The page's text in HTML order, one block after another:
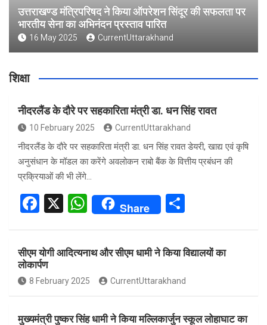
उत्तराखण्ड मंत्रिपरिषद ने किया ऑपरेशन सिंदूर की सफलता पर
भारतीय सेना का अभिनंदन प्रस्ताव पारित
16 May 2025 CurrentUttarakhand
शिक्षा
नीदरलैंड के दौरे पर सहकारिता मंत्री डा. धन सिंह रावत
10 February 2025 CurrentUttarakhand
नीदरलैंड के दौरे पर सहकारिता मंत्री डा. धन सिंह रावत डेयरी, खाद्य एवं कृषि
अनुसंधान के मॉडल का करेंगे अवलोकन राबो बैंक के वित्तीय प्रबंधन की
प्रक्रियाओं की भी लेंगे…
F
ce
b
o
o
k
X
W
s
A
p
p
Share
ar
e
सीएम योगी आदित्यनाथ और सीएम धामी ने किया विद्यालयों का
लोकार्पण
8 February 2025 CurrentUttarakhand
मुख्यमंत्री पुष्कर सिंह धामी ने किया मल्लिकार्जुन स्कूल लोहाघाट का